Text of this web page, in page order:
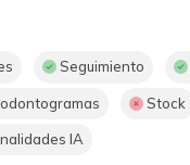
Seguimiento
Stock
IA